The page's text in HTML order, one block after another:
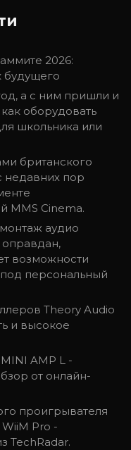
2026:
будущего
а с ним пришли и
оборудовать
школьника или
британского
недавних пор
MMS Cinema.
аудио
оправдан,
возможности
персональный
Theory Audio
и высокое
AMP L -
от онлайн-
проигрывателя
Pro -
TechRadar.